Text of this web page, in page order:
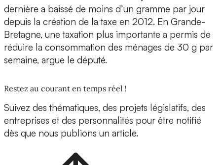
dernière a baissé de moins d’un gramme par jour
depuis la création de la taxe en 2012. En Grande-
Bretagne, une taxation plus importante a permis de
réduire la consommation des ménages de 30 g par
semaine, argue le député.
Restez au courant en temps réel !
Suivez des thématiques, des projets législatifs, des
entreprises et des personnalités pour être notifié
dès que nous publions un article.